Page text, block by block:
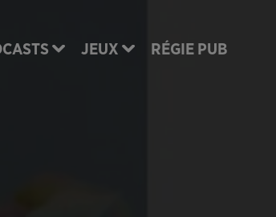
JEUX RÉGIE PUB